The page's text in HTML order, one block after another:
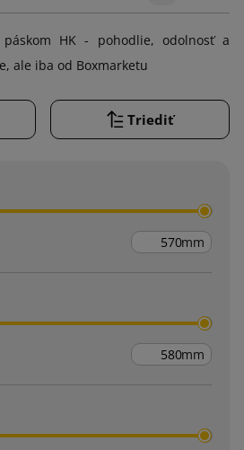
HK - pohodlie, odolnosť a
ale iba od Boxmarketu
Triediť
mm
mm